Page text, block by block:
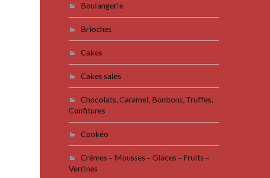
Boulangerie
Brioches
Cakes
Cakes salés
Chocolats, Caramel, Bonbons, Truffes,
Confitures
Cookéo
Crèmes – Mousses – Glaces – Fruits –
Verrines